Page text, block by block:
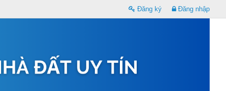
Đăng ký Đăng nhập